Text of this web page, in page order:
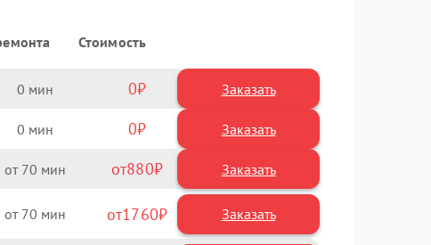
Стоимость
0 0 Заказать
0 0 Заказать
70 880
70 1760